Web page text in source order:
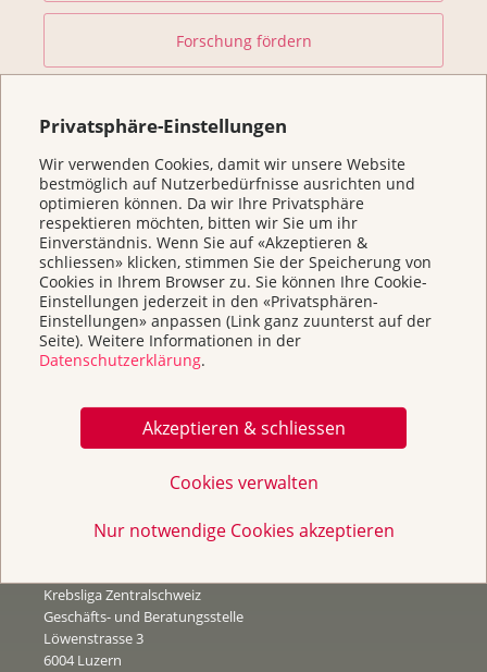
Privatsphäre-Einstellungen
Wir verwenden Cookies, damit wir unsere Website
bestmöglich auf Nutzerbedürfnisse ausrichten und
optimieren können. Da wir Ihre Privatsphäre
respektieren möchten, bitten wir Sie um ihr
Einverständnis. Wenn Sie auf «Akzeptieren &
schliessen» klicken, stimmen Sie der Speicherung von
Cookies in Ihrem Browser zu. Sie können Ihre Cookie-
Einstellungen jederzeit in den «Privatsphären-
Einstellungen» anpassen (Link ganz zuunterst auf der
Seite). Weitere Informationen in der
Datenschutzerklärung.
Akzeptieren & schliessen
Cookies verwalten
Nur notwendige Cookies akzeptieren
Forschung fördern
Kurse
Über uns & Kontakt
Broschüren / Infos & Links
Krebsliga Zentralschweiz
Geschäfts- und Beratungsstelle
Löwenstrasse 3
6004 Luzern